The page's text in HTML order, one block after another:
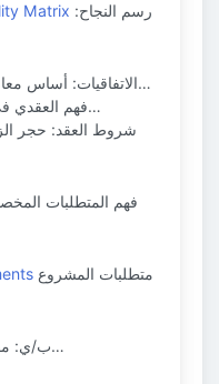
Matrix
الاتفاقيات: أساس معاملات النف…
فهم العقدي في النفط والغاز: م…
ب/ي: مقياس تدفق صناعة النفط و…